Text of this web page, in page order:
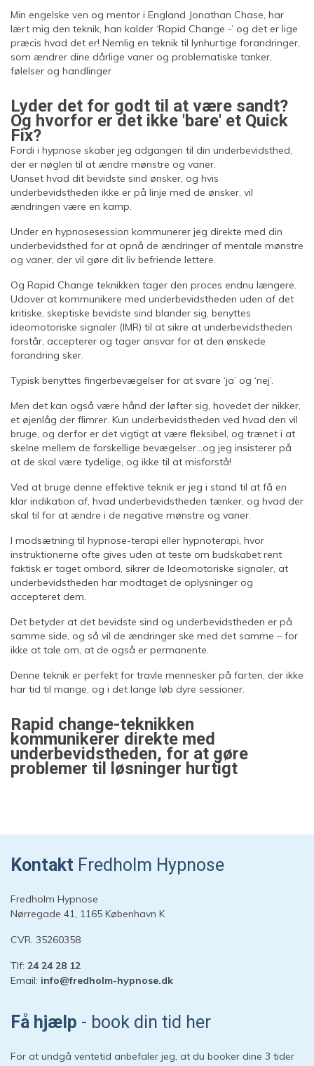
Min engelske ven og mentor i England Jonathan Chase, har
lært mig den teknik, han kalder ‘Rapid Change -’ og det er lige
præcis hvad det er! Nemlig en teknik til lynhurtige forandringer,
som ændrer dine dårlige vaner og problematiske tanker,
følelser og handlinger
Lyder det for godt til at være sandt?
Og hvorfor er det ikke 'bare' et Quick
Fix?
Fordi i hypnose skaber jeg adgangen til din underbevidsthed,
der er nøglen til at ændre mønstre og vaner.
Uanset hvad dit bevidste sind ønsker, og hvis
underbevidstheden ikke er på linje med de ønsker, vil
ændringen være en kamp.
Under en hypnosesession kommunerer jeg direkte med din
underbevidsthed for at opnå de ændringer af mentale mønstre
og vaner, der vil gøre dit liv befriende lettere.
Og Rapid Change teknikken tager den proces endnu længere.
Udover at kommunikere med underbevidstheden uden af det
kritiske, skeptiske bevidste sind blander sig, benyttes
ideomotoriske signaler (IMR) til at sikre at underbevidstheden
forstår, accepterer og tager ansvar for at den ønskede
forandring sker.
Typisk benyttes fingerbevægelser for at svare ‘ja’ og ‘nej’.
Men det kan også være hånd der løfter sig, hovedet der nikker,
et øjenlåg der flimrer. Kun underbevidstheden ved hvad den vil
bruge, og derfor er det vigtigt at være fleksibel, og trænet i at
skelne mellem de forskellige bevægelser…og jeg insisterer på
at de skal være tydelige, og ikke til at misforstå!
Ved at bruge denne effektive teknik er jeg i stand til at få en
klar indikation af, hvad underbevidstheden tænker, og hvad der
skal til for at ændre i de negative mønstre og vaner.
I modsætning til hypnose-terapi eller hypnoterapi, hvor
instruktionerne ofte gives uden at teste om budskabet rent
faktisk er taget ombord, sikrer de Ideomotoriske signaler, at
underbevidstheden har modtaget de oplysninger og
accepteret dem.
Det betyder at det bevidste sind og underbevidstheden er på
samme side, og så vil de ændringer ske med det samme – for
ikke at tale om, at de også er permanente.
Denne teknik er perfekt for travle mennesker på farten, der ikke
har tid til mange, og i det lange løb dyre sessioner.
Rapid change-teknikken
kommunikerer direkte med
underbevidstheden, for at gøre
problemer til løsninger hurtigt
Kontakt Fredholm Hypnose
Fredholm Hypnose
Nørregade 41, 1165 København K
CVR. 35260358
Tlf: 24 24 28 12
Email: info@fredholm-hypnose.dk
Få hjælp - book din tid her
For at undgå ventetid anbefaler jeg, at du booker dine 3 tider
Hej 👋
Start en ny samtale
Har du et spørgsmål? Start en ny samtale